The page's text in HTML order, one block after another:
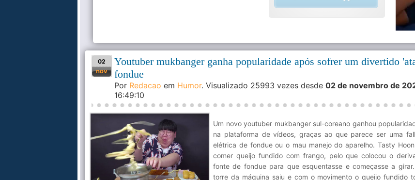
02
nov
Youtuber mukbanger ganha popularidade após sofrer um divertido
fondue
Por Redacao em Humor. Visualizado 25993 vezes desde 02 de novembro de
16:49:10
Um novo youtuber mukbanger sul-coreano ganhou
na plataforma de vídeos, graças ao que parece ser uma
elétrica de fondue ou o mau manejo do aparelho. Tasty
comer queijo fundido com frango, pelo que colocou o
fonte de fondue para que esquentasse e começasse a
torre da máquina saiu e com o movimento o queijo fundido